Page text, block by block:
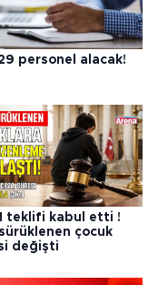
personel alacak!
teklifi kabul etti !
çocuk
değişti